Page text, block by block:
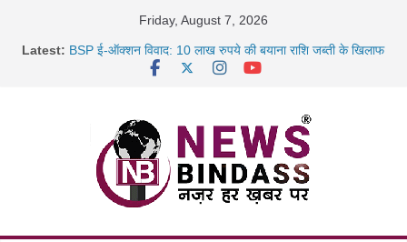
Friday, August 7, 2026
Latest: BSP ई-ऑक्शन विवाद: 10 लाख रुपये की बयाना राशि जब्ती के खिलाफ
साइबर ठगी पर दुर्ग पुलिस का बड़ा एक्शन: 13 म्यूल बैंक खाताधारक
गिरफ्तार